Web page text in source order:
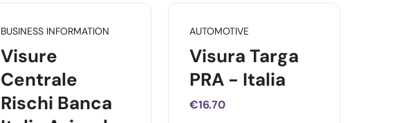
BUSINESS INFORMATION
Visure
Centrale
Rischi Banca
AUTOMOTIVE
Visura Targa
PRA - Italia
€16.70